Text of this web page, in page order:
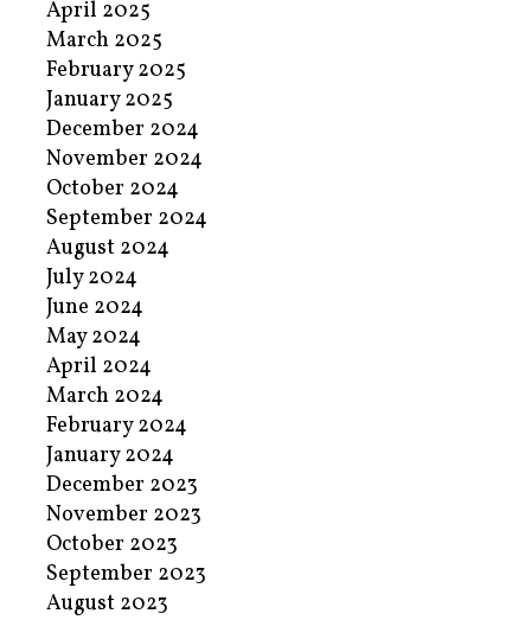
April 2025
March 2025
February 2025
January 2025
December 2024
November 2024
October 2024
September 2024
August 2024
July 2024
June 2024
May 2024
April 2024
March 2024
February 2024
January 2024
December 2023
November 2023
October 2023
September 2023
August 2023